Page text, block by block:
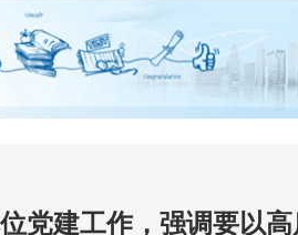
党建工作，强调要以